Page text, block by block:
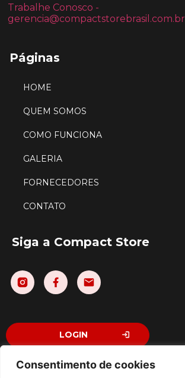
Consentimento de cookies
Trabalhe Conosco -
gerencia@compactstorebrasil.com.br
Páginas
HOME
QUEM SOMOS
COMO FUNCIONA
GALERIA
FORNECEDORES
CONTATO
Siga a Compact Store
LOGIN